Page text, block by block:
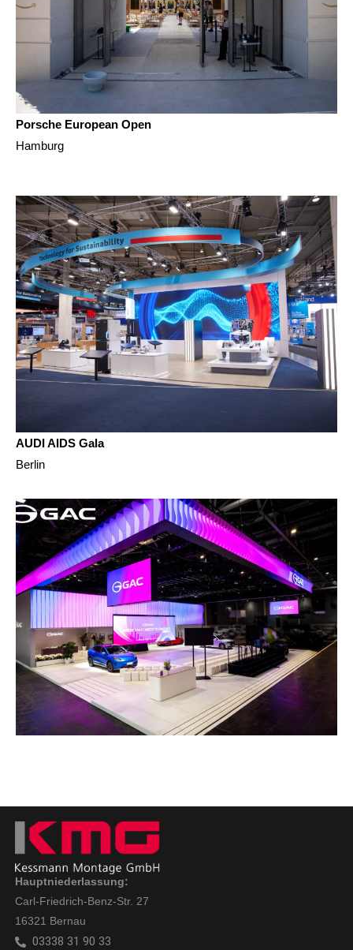
Porsche European Open
Hamburg
AUDI AIDS Gala
Berlin
Hauptniederlassung:
Carl-Friedrich-Benz-Str. 27
16321 Bernau
03338 31 90 33